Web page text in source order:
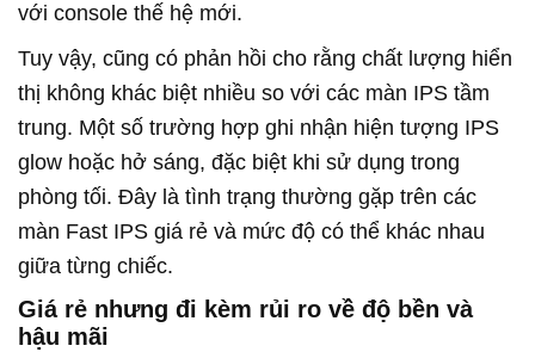
với console thế hệ mới.
Tuy vậy, cũng có phản hồi cho rằng chất lượng hiển
thị không khác biệt nhiều so với các màn IPS tầm
trung. Một số trường hợp ghi nhận hiện tượng IPS
glow hoặc hở sáng, đặc biệt khi sử dụng trong
phòng tối. Đây là tình trạng thường gặp trên các
màn Fast IPS giá rẻ và mức độ có thể khác nhau
giữa từng chiếc.
Giá rẻ nhưng đi kèm rủi ro về độ bền và
hậu mãi